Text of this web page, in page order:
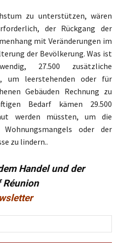
zu unterstützen, wären
der Rückgang der
mit Veränderungen im
der Bevölkerung. Was ist
27.500 zusätzliche
um leerstehenden oder für
Gebäuden Rechnung zu
Bedarf kämen 29.500
werden müssten, um die
oder der
zu lindern..
Handel und der